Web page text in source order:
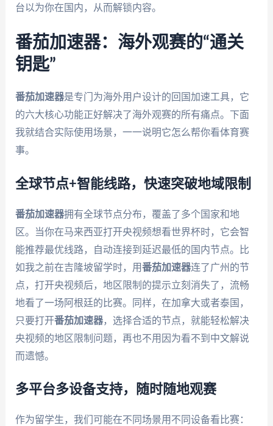
台以为你在国内，从而解锁内容。
番茄加速器：海外观赛的“通关
钥匙”
番茄加速器是专门为海外用户设计的回国加速工具，它
的六大核心功能正好解决了海外观赛的所有痛点。下面
我就结合实际使用场景，一一说明它怎么帮你看体育赛
事。
全球节点+智能线路，快速突破地域限制
番茄加速器拥有全球节点分布，覆盖了多个国家和地
区。当你在马来西亚打开央视频想看世界杯时，它会智
能推荐最优线路，自动连接到延迟最低的国内节点。比
如我之前在吉隆坡留学时，用番茄加速器连了广州的节
点，打开央视频后，地区限制的提示立刻消失了，流畅
地看了一场阿根廷的比赛。同样，在加拿大或者泰国，
只要打开番茄加速器，选择合适的节点，就能轻松解决
央视频的地区限制问题，再也不用因为看不到中文解说
而遗憾。
多平台多设备支持，随时随地观赛
作为留学生，我们可能在不同场景用不同设备看比赛：